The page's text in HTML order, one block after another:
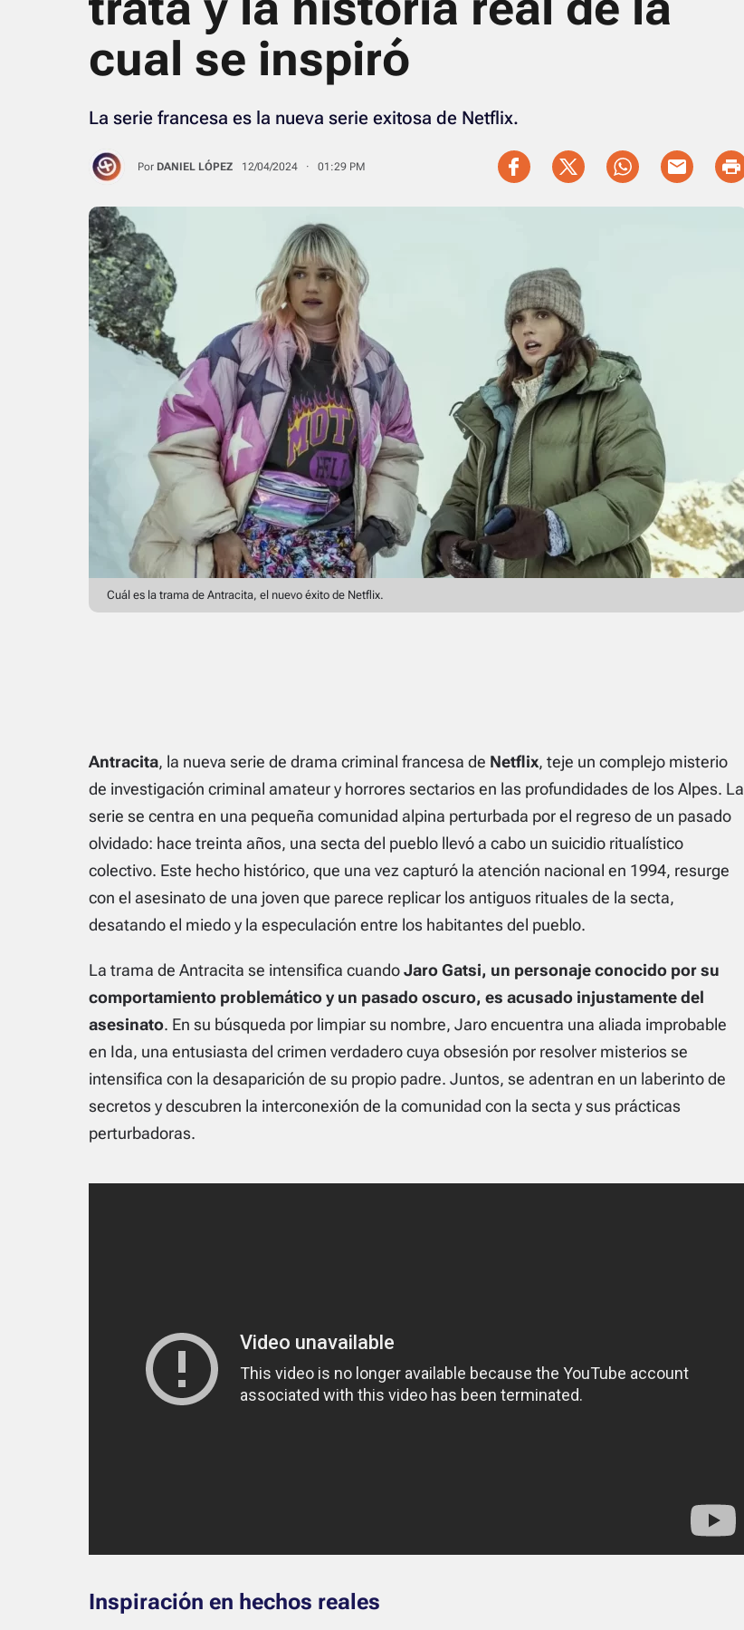
cual se inspiró
La serie francesa es la nueva serie exitosa de Netflix.
Por DANIEL LÓPEZ 12/04/2024 · 01:29 PM
Cuál es la trama de Antracita, el nuevo éxito de Netflix.
Antracita, la nueva serie de drama criminal francesa de Netflix, teje un complejo misterio
de investigación criminal amateur y horrores sectarios en las profundidades de los Alpes. La
serie se centra en una pequeña comunidad alpina perturbada por el regreso de un pasado
olvidado: hace treinta años, una secta del pueblo llevó a cabo un suicidio ritualístico
colectivo. Este hecho histórico, que una vez capturó la atención nacional en 1994, resurge
con el asesinato de una joven que parece replicar los antiguos rituales de la secta,
desatando el miedo y la especulación entre los habitantes del pueblo.
La trama de Antracita se intensifica cuandoJaro Gatsi, un personaje conocido por su
comportamiento problemático y un pasado oscuro, es acusado injustamente del
asesinato. En su búsqueda por limpiar su nombre, Jaro encuentra una aliada improbable
en Ida, una entusiasta del crimen verdadero cuya obsesión por resolver misterios se
intensifica con la desaparición de su propio padre. Juntos, se adentran en un laberinto de
secretos y descubren la interconexión de la comunidad con la secta y sus prácticas
perturbadoras.
Inspiración en hechos reales